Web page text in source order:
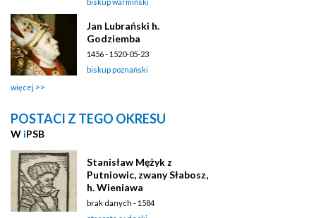
Jan Lubrański h.
Godziemba
1456 - 1520-05-23
biskup poznański
więcej
POSTACI Z TEGO OKRESU
W iPSB
Stanisław Mężyk z
Putniowic, zwany Słabosz,
h. Wieniawa
brak danych - 1584